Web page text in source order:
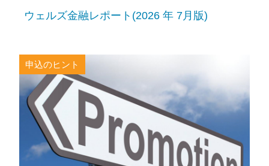
ウェルズ金融レポート(2026 年 7月版)
申込のヒント